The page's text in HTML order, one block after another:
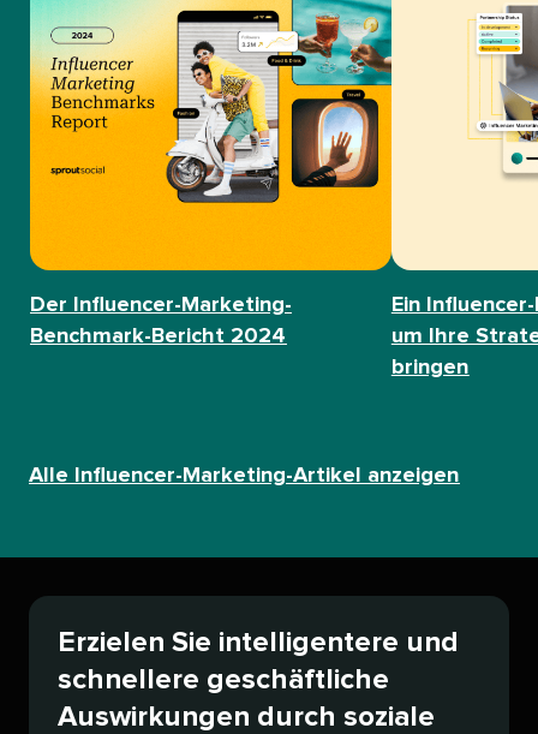
Der Influencer-Marketing-
Benchmark-Bericht 2024​​
Ein
um Ihre
bringen​​
Alle Influencer-Marketing-Artikel anzeigen​​
Erzielen Sie intelligentere und
schnellere geschäftliche
Auswirkungen durch soziale